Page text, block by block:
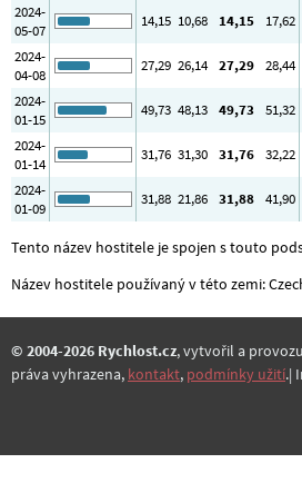
2024-
05-07
14,15 10,68 14,15 17,62
2024-
04-08
27,29 26,14 27,29 28,44
2024-
01-15
49,73 48,13 49,73 51,32
2024-
01-14
31,76 31,30 31,76 32,22
2024-
01-09
31,88 21,86 31,88 41,90
Tento název hostitele je spojen s touto
Název hostitele používaný v této zemi:
© 2004-2026 Rychlost.cz, vytvořil a
práva vyhrazena, kontakt, podmínky užití.|